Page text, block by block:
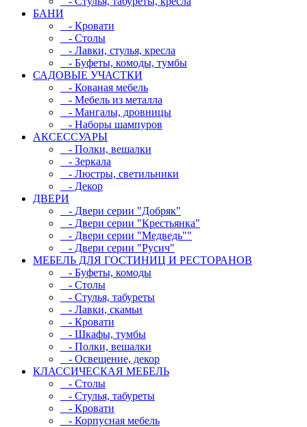
БАНИ
- Кровати
- Столы
- Лавки, стулья, кресла
- Буфеты, комоды, тумбы
САДОВЫЕ УЧАСТКИ
- Кованая мебель
- Мебель из металла
- Мангалы, дровницы
- Наборы шампуров
АКСЕССУАРЫ
- Полки, вешалки
- Зеркала
- Люстры, светильники
- Декор
ДВЕРИ
- Двери серии "Добряк"
- Двери серии "Крестьянка"
- Двери серии "Медведь""
- Двери серии "Русич"
МЕБЕЛЬ ДЛЯ ГОСТИНИЦ И РЕСТОРАНОВ
- Буфеты, комоды
- Столы
- Стулья, табуреты
- Лавки, скамьи
- Кровати
- Шкафы, тумбы
- Полки, вешалки
- Освещение, декор
КЛАССИЧЕСКАЯ МЕБЕЛЬ
- Столы
- Стулья, табуреты
- Кровати
- Корпусная мебель